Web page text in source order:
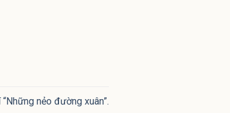
nẻo đường xuân”.